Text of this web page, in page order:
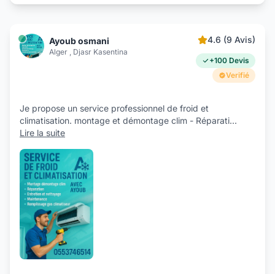
Ayoub osmani
Alger , Djasr Kasentina
4.6 (9 Avis)
+100 Devis
Verifié
Je propose un service professionnel de froid et
climatisation. montage et démontage clim - Réparati...
Lire la suite